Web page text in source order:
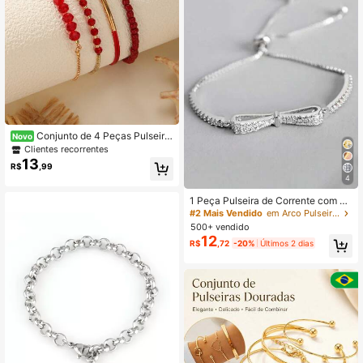
Novo Conjunto de 4 Peças Pulseira
s Vermelhas com Contas para Mulh
eres, Contas de Cristal, Couro Sinté
tico, Tubo Dourado, Estilo Boho, Em
Clientes recorrentes
R$13,99
4
1 Peça Pulseira de Corrente com La
ço de Cobre e Prata Luxuosa com I
ncrustação de CZ para Uso Diário d
e Mulheres
#2 Mais Vendido
em Arco Pulseiras Femininas
500+ vendido
R$12 ,72 -20% Últimos 2 dias